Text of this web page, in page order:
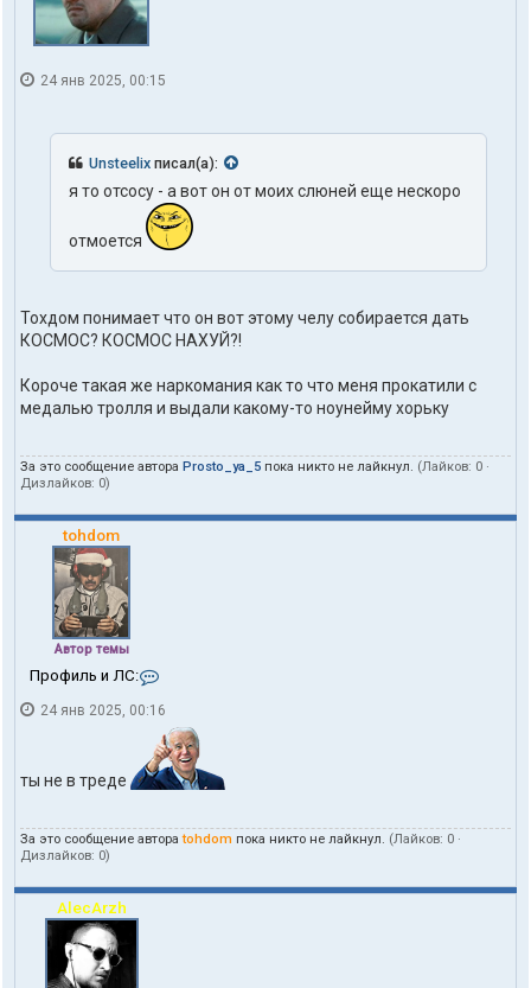
24 янв 2025, 00:15
Unsteelix писал(а):
я то отсосу - а вот он от моих слюней еще нескоро
отмоется
Тохдом понимает что он вот этому челу собирается дать
КОСМОС? КОСМОС НАХУЙ?!
Короче такая же наркомания как то что меня прокатили с
медалью тролля и выдали какому-то ноунейму хорьку
За это сообщение автора Prosto_ya_5 пока никто не лайкнул. (Лайков: 0 ·
Дизлайков: 0)
tohdom
Автор темы
Профиль и ЛС:
н
т
а
к
т
п
о
ь
24 янв 2025, 00:16
ты не в треде
За это сообщение автораtohdom пока никто не лайкнул. (Лайков: 0 ·
Дизлайков: 0)
AlecArzh